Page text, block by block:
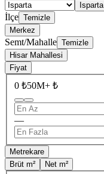
Isparta
İlçe Temizle
Merkez
Semt/Mahalle Temizle
Hisar Mahallesi
Fiyat
0 ₺50M+ ₺
—
Metrekare
Brüt m²
Net m²